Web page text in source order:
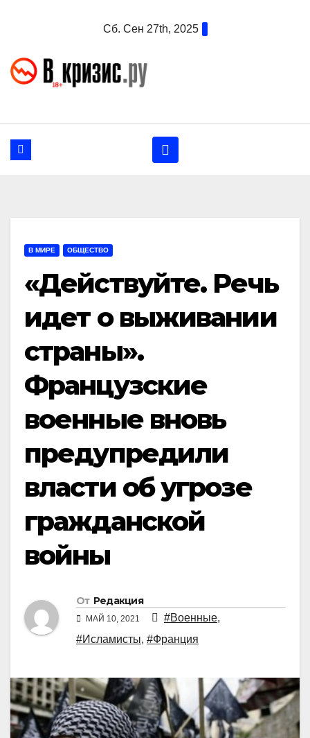
Сб. Сен 27th, 2025
В МИРЕ ОБЩЕСТВО
«Действуйте. Речь
идет о выживании
страны».
Французские
военные вновь
предупредили
власти об угрозе
гражданской
войны
От Редакция
МАЙ 10, 2021 #Военные,
#Исламисты, #Франция